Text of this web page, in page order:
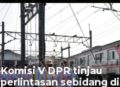
Komisi V DPR tinjau
perlintasan sebidang di